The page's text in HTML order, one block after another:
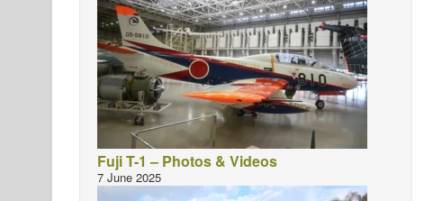
Fuji T-1 – Photos & Videos
7 June 2025